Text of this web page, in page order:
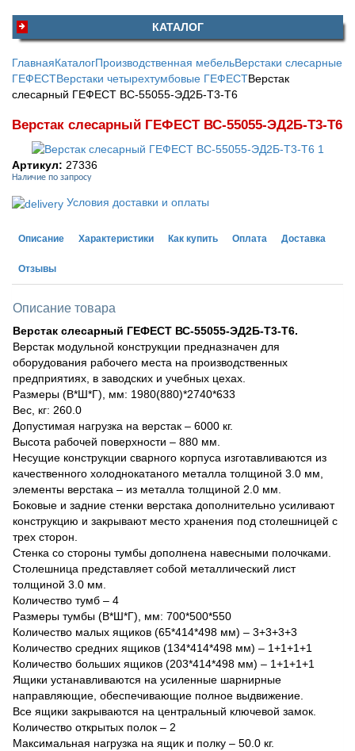
КАТАЛОГ
ГлавнаяКаталогПроизводственная мебельВерстаки слесарные
ГЕФЕСТВерстаки четырехтумбовые ГЕФЕСТВерстак
слесарный ГЕФЕСТ ВС-55055-ЭД2Б-Т3-Т6
Верстак слесарный ГЕФЕСТ ВС-55055-ЭД2Б-Т3-Т6
Артикул: 27336
Наличие по запросу
Условия доставки и оплаты
Описание Характеристики Как купить Оплата Доставка
Отзывы
Описание товара
Верстак слесарный ГЕФЕСТ ВС-55055-ЭД2Б-Т3-Т6.
Верстак модульной конструкции предназначен для
оборудования рабочего места на производственных
предприятиях, в заводских и учебных цехах.
Размеры (В*Ш*Г), мм: 1980(880)*2740*633
Вес, кг: 260.0
Допустимая нагрузка на верстак – 6000 кг.
Высота рабочей поверхности – 880 мм.
Несущие конструкции сварного корпуса изготавливаются из
качественного холоднокатаного металла толщиной 3.0 мм,
элементы верстака – из металла толщиной 2.0 мм.
Боковые и задние стенки верстака дополнительно усиливают
конструкцию и закрывают место хранения под столешницей с
трех сторон.
Стенка со стороны тумбы дополнена навесными полочками.
Столешница представляет собой металлический лист
толщиной 3.0 мм.
Количество тумб – 4
Размеры тумбы (В*Ш*Г), мм: 700*500*550
Количество малых ящиков (65*414*498 мм) – 3+3+3+3
Количество средних ящиков (134*414*498 мм) – 1+1+1+1
Количество больших ящиков (203*414*498 мм) – 1+1+1+1
Ящики устанавливаются на усиленные шарнирные
направляющие, обеспечивающие полное выдвижение.
Все ящики закрываются на центральный ключевой замок.
Количество открытых полок – 2
Максимальная нагрузка на ящик и полку – 50.0 кг.